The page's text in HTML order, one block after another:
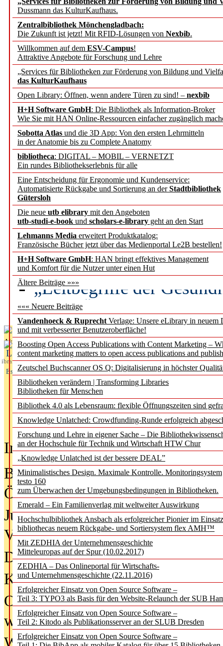
Dussmann das KulturKaufhaus.
Zentralbibliothek Mönchengladbach:
Die Zukunft ist jetzt! Mit RFID-Lösungen von Nexbib.
Willkommen auf dem ESV-Campus!
Attraktive Angebote für Forschung und Lehre
„Services für Bibliotheken zur Förderung von Bildung und
das KulturKaufhaus
Open Library: Öffnen, wenn andere Türen zu sind! – nexbib
H+H Software GmbH: Die Bibliothek als Information-Broker
Wie Sie mit HAN Online-Ressourcen einfacher zugänglich
Sobotta Atlas und die 3D App: Von den ersten Lehrmitteln
in der Anatomie bis zu Complete Anatomy
bibliotheca: DIGITAL – MOBIL – VERNETZT
Ein rundes Bibliothekserlebnis für alle
Eine Entscheidung für Ergonomie und Kundenservice:
Automatisierte Rückgabe und Sortierung an derStadtbibliothek
Gütersloh
Die neue utb elibrary mit den Angeboten
utb-studi-e-book und scholars-e-library geht an den Start
Lehmanns Media erweitert Produktkatalog:
Französische Bücher jetzt über das Medienportal Le2B bestellen!
H+H Software GmbH: HAN bringt effektives Management
und Komfort für die Nutzer unter einen Hut
Ältere Beiträge »»»
««« Neuere Beiträge
Vandenhoeck & Ruprecht Verlage: Unsere eLibrary in neuem
und mit verbesserter Benutzeroberfläche!
Boosting Open Access Publications with Content Marketing –
content marketing matters to open access publications and
Zeutschel Buchscanner OS Q: Digitalisierung in höchster
Bibliotheken verändern | Transforming Libraries
Bibliotheken für Menschen
Bibliothek 4.0 als Lebensraum: flexible Öffnungszeiten sind
Knowledge Unlatched: Crowdfunding-Runde erfolgreich
Forschung und Lehre in eigener Sache – Die
an der Hochschule für Technik und Wirtschaft HTW Chur
„Knowledge Unlatched ist der bessere DEAL”
Minimalistisches Design. Maximale Kontrolle. Monitoringsystem
testo 160
zum Überwachen der Umgebungsbedingungen in Bibliotheken.
Emerald – Ein Familienverlag mit weltweiter Auswirkung
Hochschulbibliothek Ansbach als erfolgreicher Pionier im
bibliothecas neuem Rückgabe- und Sortiersystem flex AMH™
Mit ZEDHIA der Unternehmensgeschichte
Mitteleuropas auf der Spur (10.02.2017)
ZEDHIA – Das Onlineportal für Wirtschafts-
und Unternehmensgeschichte (22.11.2016)
Erfolgreicher Einsatz von Open Source Software –
Teil 3: TYPO3 als Basis für den Website-Relaunch der SUB
Erfolgreicher Einsatz von Open Source Software –
Teil 2: Kitodo als Publikationsserver an der SLUB Dresden
Erfolgreicher Einsatz von Open Source Software –
angepasst
konstruktiv!
Mohr Siebeck
und die Zeitschrift für
Francke Attempto
EBSCO Information
Recherchefunktionen in
Sorbisches Institut neu
Geschichte und
Künstliche Intelligenz
besser zu verstehen
„Leitbegriffe der
des BIÖG erscheinen
Aktuelles aus
L
ibrary
Essentials
In der Ausgabe05/2026(Juni/Juli
Bürgerforum fordert mehr
Öffentlichkeit
Jugendliche wollen besseren
Verbote
Digitale Langzeit­archi­vierung
KI-Chatbots werden Teil der
Offene Infrastrukturen für
wissenschaftliche